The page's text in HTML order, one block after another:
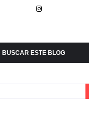
BUSCAR ESTE BLOG